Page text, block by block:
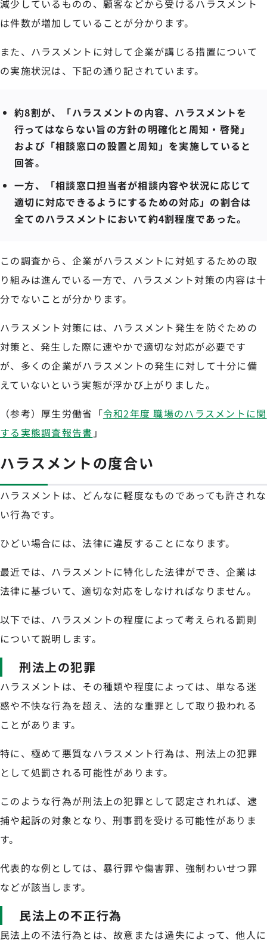
減少しているものの、顧客などから受けるハラスメント
は件数が増加していることが分かります。
また、ハラスメントに対して企業が講じる措置について
の実施状況は、下記の通り記されています。
約8割が、「ハラスメントの内容、ハラスメントを
行ってはならない旨の方針の明確化と周知・啓発」
および「相談窓口の設置と周知」を実施していると
回答。
一方、「相談窓口担当者が相談内容や状況に応じて
適切に対応できるようにするための対応」の割合は
全てのハラスメントにおいて約4割程度であった。
この調査から、企業がハラスメントに対処するための取
り組みは進んでいる一方で、ハラスメント対策の内容は十
分でないことが分かります。
ハラスメント対策には、ハラスメント発生を防ぐための
対策と、発生した際に速やかで適切な対応が必要です
が、多くの企業がハラスメントの発生に対して十分に備
えていないという実態が浮かび上がりました。
（参考）厚生労働省「令和2年度 職場のハラスメントに関
する実態調査報告書 」
ハラスメントの度合い
ハラスメントは、どんなに軽度なものであっても許されな
い行為です。
ひどい場合には、法律に違反することになります。
最近では、ハラスメントに特化した法律ができ、企業は
法律に基づいて、適切な対応をしなければなりません。
以下では、ハラスメントの程度によって考えられる罰則
について説明します。
刑法上の犯罪
ハラスメントは、その種類や程度によっては、単なる迷
惑や不快な行為を超え、法的な重罪として取り扱われる
ことがあります。
特に、極めて悪質なハラスメント行為は、刑法上の犯罪
として処罰される可能性があります。
このような行為が刑法上の犯罪として認定されれば、逮
捕や起訴の対象となり、刑事罰を受ける可能性がありま
す。
代表的な例としては、暴行罪や傷害罪、強制わいせつ罪
などが該当します。
民法上の不正行為
民法上の不法行為とは、故意または過失によって、他人に